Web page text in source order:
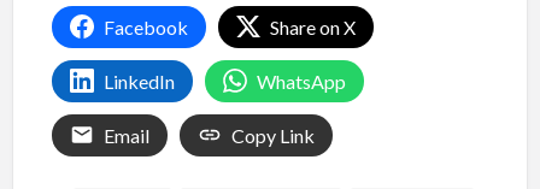
Facebook Share on X
LinkedIn WhatsApp
Email Copy Link